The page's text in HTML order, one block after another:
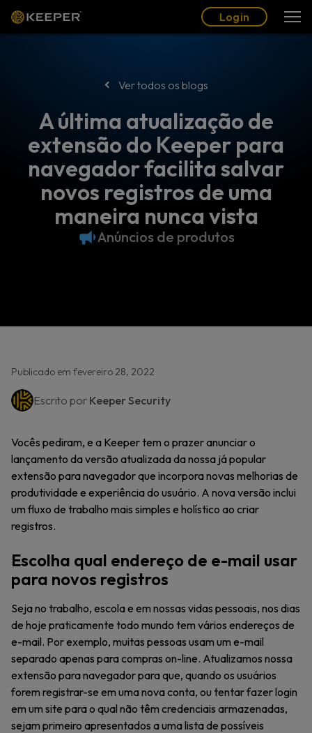
Login
Ver todos os blogs
A última atualização de
extensão do Keeper para
navegador facilita salvar
novos registros de uma
maneira nunca vista
Anúncios de produtos
Publicado em fevereiro 28, 2022
Escrito por Keeper Security
Vocês pediram, e a Keeper tem o prazer anunciar o
lançamento da versão atualizada da nossa já popular
extensão para navegador que incorpora novas melhorias de
produtividade e experiência do usuário. A nova versão inclui
um fluxo de trabalho mais simples e holístico ao criar
registros.
Escolha qual endereço de e-mail usar
para novos registros
Seja no trabalho, escola e em nossas vidas pessoais, nos dias
de hoje praticamente todo mundo tem vários endereços de
e-mail. Por exemplo, muitas pessoas usam um e-mail
separado apenas para compras on-line. Atualizamos nossa
extensão para navegador para que, quando os usuários
forem registrar-se em uma nova conta, ou tentar fazer login
em um site para o qual não têm credenciais armazenadas,
sejam primeiro apresentados a uma lista de possíveis